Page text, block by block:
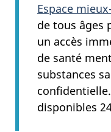
Espace
de tous âges
un accès
de santé
substances
disponibles